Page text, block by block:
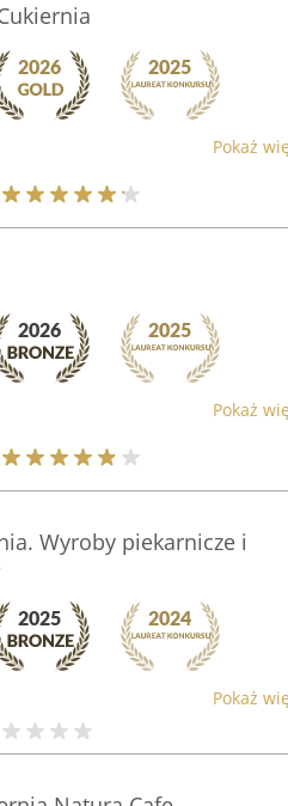
Pokaż
Pokaż
Wyroby piekarnicze i
Pokaż